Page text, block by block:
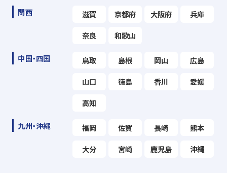
関西 滋賀 京都府 大阪府 兵庫
奈良 和歌山
中国・四国 鳥取 島根 岡山 広島
山口 徳島 香川 愛媛
高知
九州・沖縄 福岡 佐賀 長崎 熊本
大分 宮崎 鹿児島 沖縄